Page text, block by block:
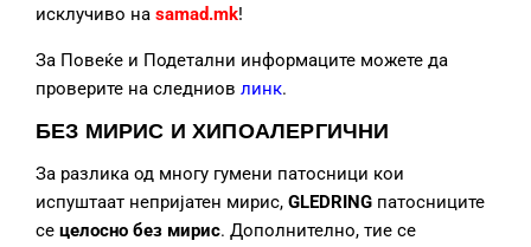
исклучиво на samad.mk!
За Повеќе и Подетални информаците можете да
проверите на следниов линк.
БЕЗ МИРИС И ХИПОАЛЕРГИЧНИ
За разлика од многу гумени патосници кои
испуштаат непријатен мирис, GLEDRING патосниците
се целосно без мирис. Дополнително, тие се